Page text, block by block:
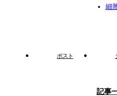
細
ポスト
記事